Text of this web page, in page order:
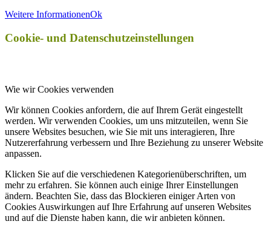
Weitere InformationenOk
Cookie- und Datenschutzeinstellungen
Wie wir Cookies verwenden
Wir können Cookies anfordern, die auf Ihrem Gerät eingestellt
werden. Wir verwenden Cookies, um uns mitzuteilen, wenn Sie
unsere Websites besuchen, wie Sie mit uns interagieren, Ihre
Nutzererfahrung verbessern und Ihre Beziehung zu unserer Website
anpassen.
Klicken Sie auf die verschiedenen Kategorienüberschriften, um
mehr zu erfahren. Sie können auch einige Ihrer Einstellungen
ändern. Beachten Sie, dass das Blockieren einiger Arten von
Cookies Auswirkungen auf Ihre Erfahrung auf unseren Websites
und auf die Dienste haben kann, die wir anbieten können.